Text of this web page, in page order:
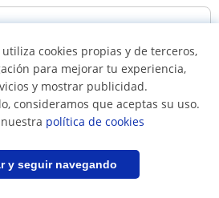
Clases de español
Clases particulares de
cookies propias y de terceros,
para mejorar tu experiencia,
y mostrar publicidad.
consideramos que aceptas su uso.
política de cookies
y seguir navegando